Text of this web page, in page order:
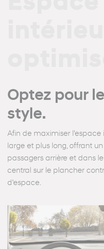
Optez pour
style.
Afin de maximiser l'espace
large et plus long, offrant
passagers arrière et dans
central sur le plancher
d'espace.